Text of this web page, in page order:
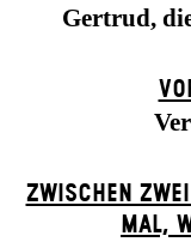
Gertrud,
ZWISCHEN
MAL,